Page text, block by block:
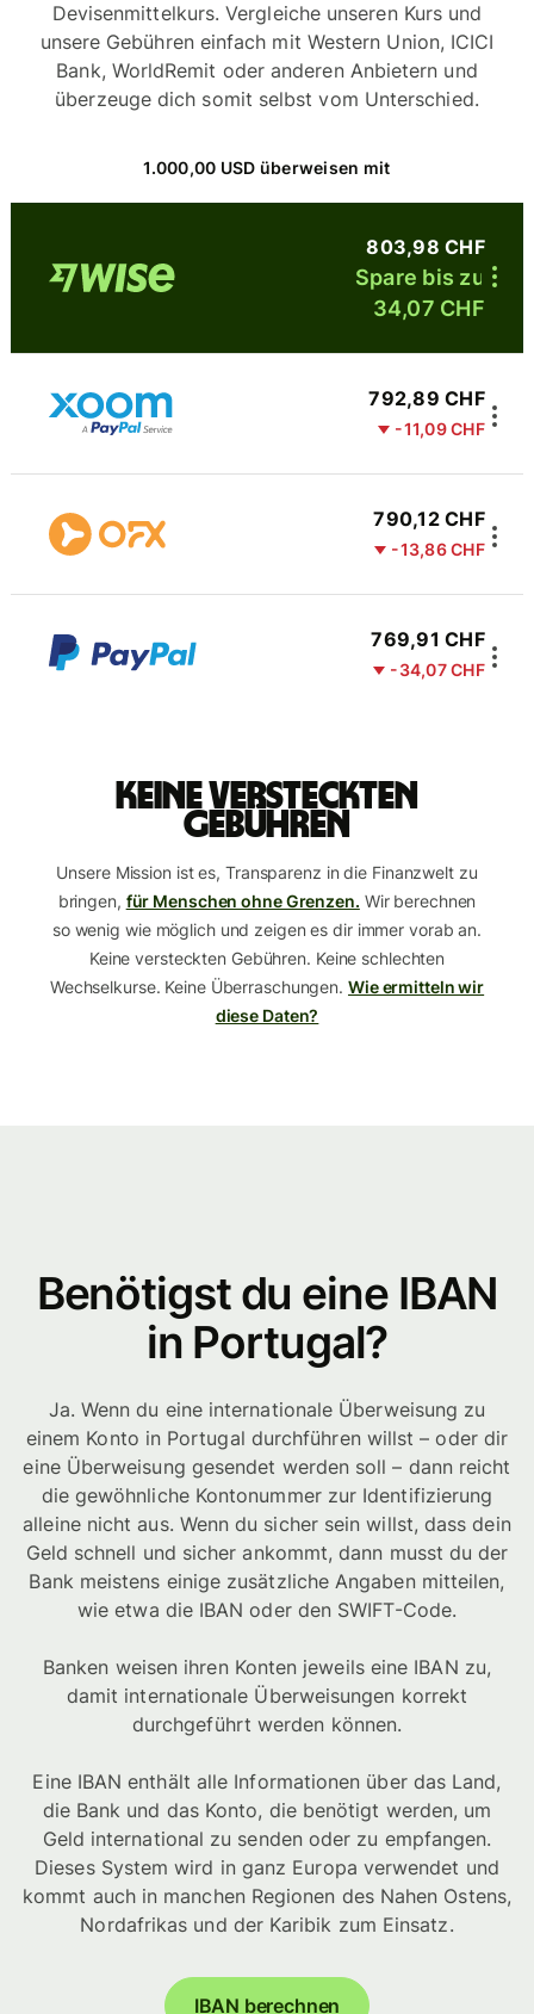
Devisenmittelkurs. Vergleiche unseren Kurs und
unsere Gebühren einfach mit Western Union, ICICI
Bank, WorldRemit oder anderen Anbietern und
überzeuge dich somit selbst vom Unterschied.
1.000,00 USD überweisen mit
803,98 CHF
Spare bis zu
34,07 CHF
792,89 CHF
-11,09 CHF
790,12 CHF
-13,86 CHF
769,91 CHF
-34,07 CHF
Keine versteckten
Gebühren
Unsere Mission ist es, Transparenz in die Finanzwelt zu
bringen, für Menschen ohne Grenzen. Wir berechnen
so wenig wie möglich und zeigen es dir immer vorab an.
Keine versteckten Gebühren. Keine schlechten
Wechselkurse. Keine Überraschungen. Wie ermitteln wir
diese Daten?
Benötigst du eine IBAN
in Portugal?
Ja. Wenn du eine internationale Überweisung zu
einem Konto in Portugal durchführen willst – oder dir
eine Überweisung gesendet werden soll – dann reicht
die gewöhnliche Kontonummer zur Identifizierung
alleine nicht aus. Wenn du sicher sein willst, dass dein
Geld schnell und sicher ankommt, dann musst du der
Bank meistens einige zusätzliche Angaben mitteilen,
wie etwa die IBAN oder den SWIFT-Code.
Banken weisen ihren Konten jeweils eine IBAN zu,
damit internationale Überweisungen korrekt
durchgeführt werden können.
Eine IBAN enthält alle Informationen über das Land,
die Bank und das Konto, die benötigt werden, um
Geld international zu senden oder zu empfangen.
Dieses System wird in ganz Europa verwendet und
kommt auch in manchen Regionen des Nahen Ostens,
Nordafrikas und der Karibik zum Einsatz.
IBAN berechnen